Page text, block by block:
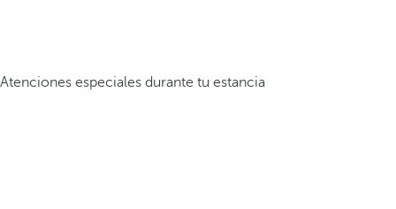
Atenciones especiales durante tu estancia